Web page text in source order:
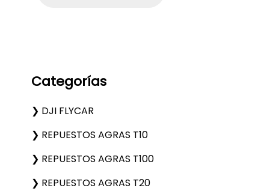
r
o
u
c
o
Categorías
DJI FLYCAR
REPUESTOS AGRAS T10
REPUESTOS AGRAS T100
REPUESTOS AGRAS T20